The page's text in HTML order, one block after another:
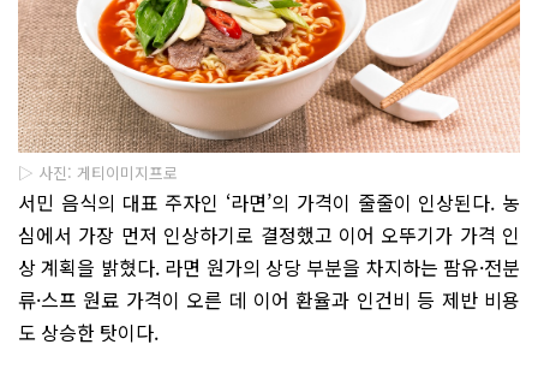
▷ 사진: 게티이미지프로
서민 음식의 대표 주자인 ‘라면’의 가격이 줄줄이 인상된다. 농
심에서 가장 먼저 인상하기로 결정했고 이어 오뚜기가 가격 인
상 계획을 밝혔다. 라면 원가의 상당 부분을 차지하는 팜유·전분
류·스프 원료 가격이 오른 데 이어 환율과 인건비 등 제반 비용
도 상승한 탓이다.